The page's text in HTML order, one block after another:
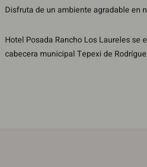
Disfruta de un ambiente agradable en
Hotel Posada Rancho Los Laureles
cabecera municipal Tepexi de